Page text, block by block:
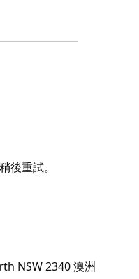
早餐、午餐和咖啡。
產品市集，販售新鮮的
服務。
後重試。
NSW 2340 澳洲